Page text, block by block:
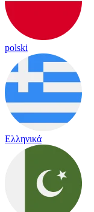
polski
Ελληνικά